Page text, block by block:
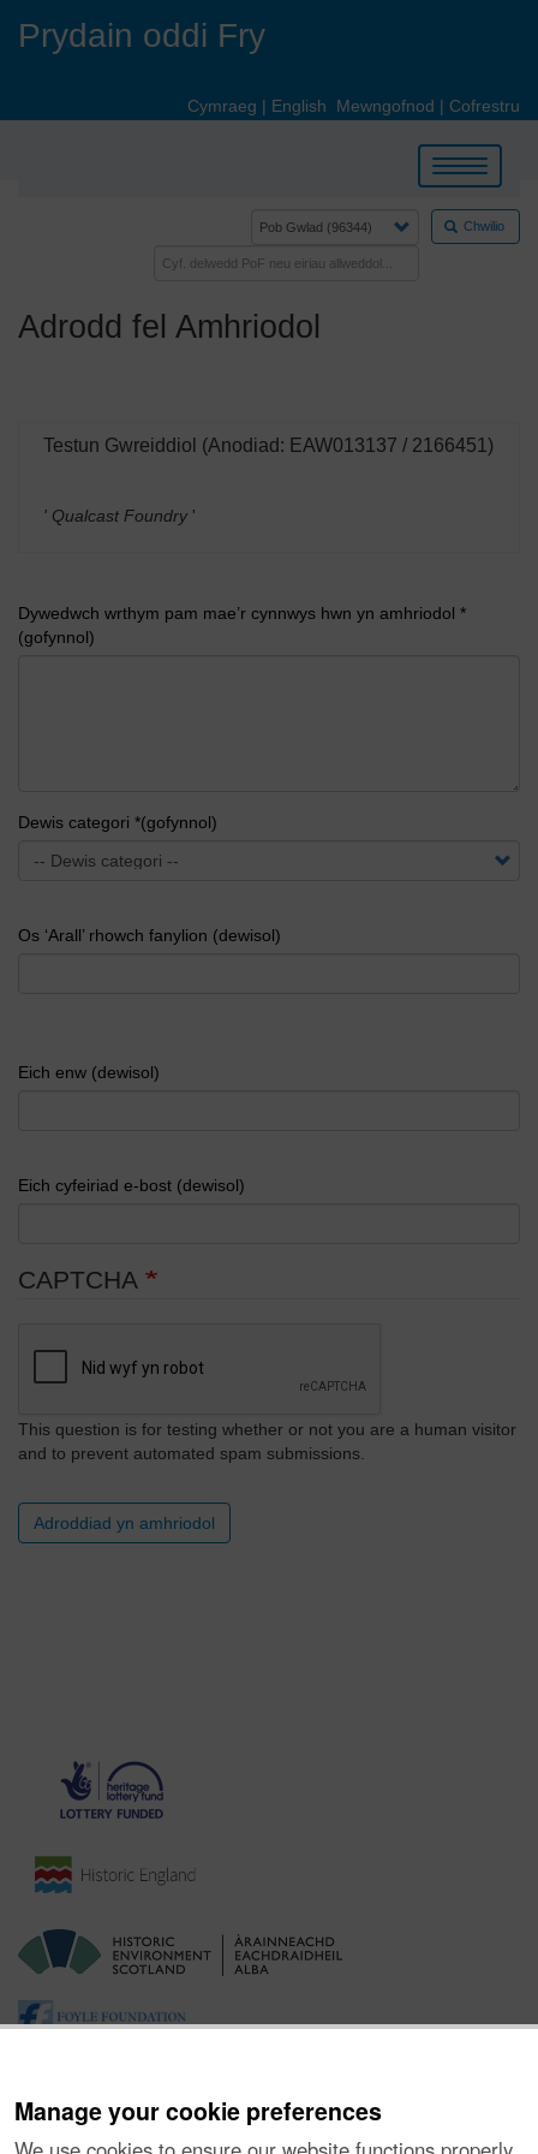
Manage your cookie preferences
Prydain oddi Fry
Cymraeg | English Mewngofnod | Cofrestru
Toggle
navigation
Chwilio
Adrodd fel Amhriodol
Testun Gwreiddiol (Anodiad: EAW013137 / 2166451)
' Qualcast Foundry '
Dywedwch wrthym pam mae’r cynnwys hwn yn amhriodol *
(gofynnol)
Dewis categori *(gofynnol)
Os ‘Arall’ rhowch fanylion (dewisol)
Eich enw (dewisol)
Eich cyfeiriad e-bost (dewisol)
CAPTCHA
This question is for testing whether or not you are a human visitor
and to prevent automated spam submissions.
Adroddiad yn amhriodol